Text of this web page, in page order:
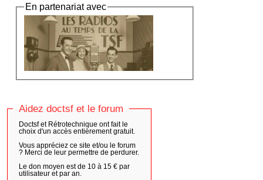
En partenariat avec
Aidez doctsf et le forum
Doctsf et Rétrotechnique ont fait le
choix d'un accès entièrement gratuit.
Vous appréciez ce site et/ou le forum
? Merci de leur permettre de perdurer.
Le don moyen est de 10 à 15 € par
utilisateur et par an.